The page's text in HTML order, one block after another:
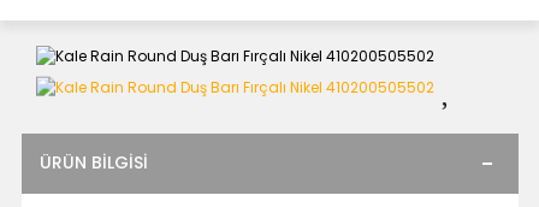
ÜRÜN BILGISI